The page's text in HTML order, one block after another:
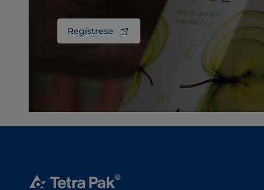
Regístrese